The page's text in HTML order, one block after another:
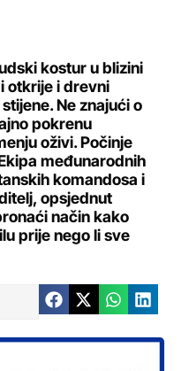
kostur u blizini
otkrije i drevni
Ne znajući o
pokrenu
oživi. Počinje
međunarodnih
komandosa i
opsjednut
način kako
prije nego li sve